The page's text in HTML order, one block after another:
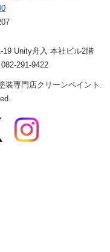
19 Unity舟入 本社ビル2階
291-9422
装専門店クリーンペイント.